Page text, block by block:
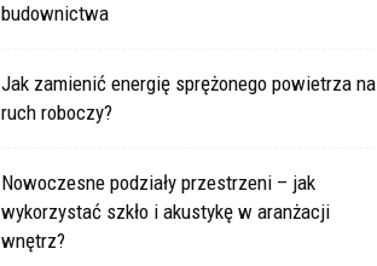
budownictwa
Jak zamienić energię sprężonego powietrza na
ruch roboczy?
Nowoczesne podziały przestrzeni – jak
wykorzystać szkło i akustykę w aranżacji
wnętrz?